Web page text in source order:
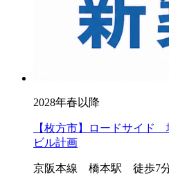
2028年春以降
【枚方市】ロードサイド
ビル計画
京阪本線 橋本駅 徒歩7